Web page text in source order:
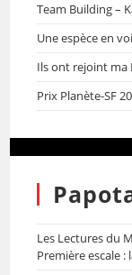
Team Building –
Une espèce en
Ils ont rejoint ma
Prix Planète-SF
Les Lectures du
Première escale :